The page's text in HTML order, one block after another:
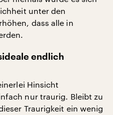
unter den
dass alle in
endlich
Hinsicht
nur traurig. Bleibt zu
Traurigkeit ein wenig